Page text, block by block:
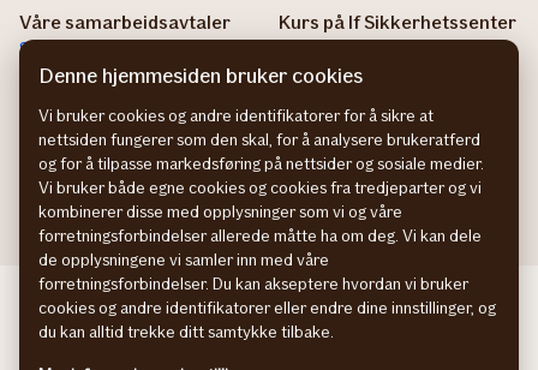
Våre samarbeidsavtaler
Samarbeidsavtaler
Agentregister
Kurs på If Sikkerhetssenter
Insurance Product
Information
IPID
If företagsförsäkring SE
If erhvervsforsikring DK
Denne hjemmesiden bruker cookies
Vi bruker cookies og andre identifikatorer for å sikre at
nettsiden fungerer som den skal, for å analysere brukeratferd
og for å tilpasse markedsføring på nettsider og sosiale medier.
Vi bruker både egne cookies og cookies fra tredjeparter og vi
kombinerer disse med opplysninger som vi og våre
forretningsforbindelser allerede måtte ha om deg. Vi kan dele
de opplysningene vi samler inn med våre
forretningsforbindelser. Du kan akseptere hvordan vi bruker
cookies og andre identifikatorer eller endre dine innstillinger, og
du kan alltid trekke ditt samtykke tilbake.